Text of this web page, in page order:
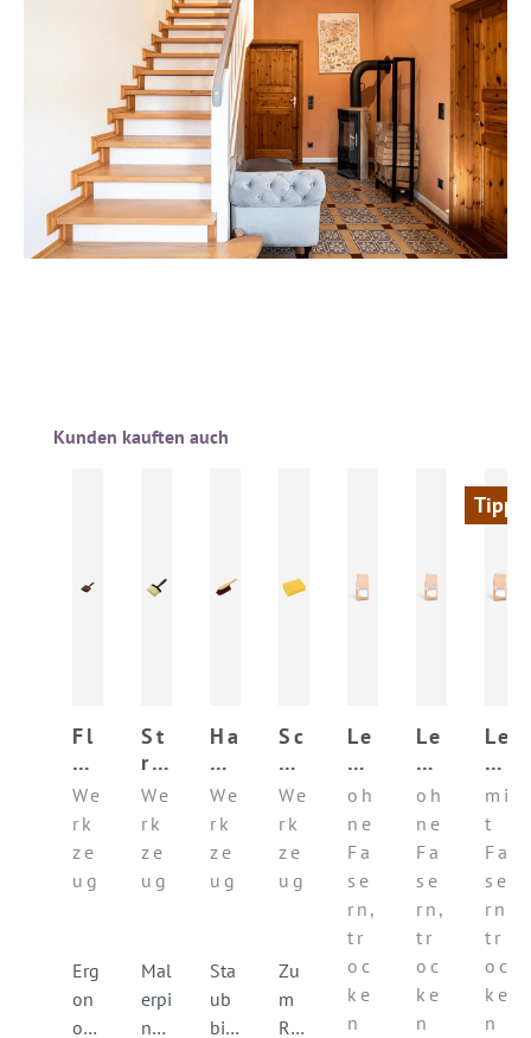
Produktgalerie überspringen
Kunden kauften auch
Fl
äc
he
ns
tr
ei
ch
We
rk
ze
ug
Erg
on
omi
St
re
ic
hb
ür
st
e
We
rk
ze
ug
Mal
erpi
nse
Ha
nd
fe
ge
r
We
rk
ze
ug
Sta
ub
bin
Sc
h
w
a
m
m
We
rk
ze
ug
Zu
m
Rei
Le
h
mf
np
ut
z
B
AS
E
oh
ne
Fa
se
rn,
tr
oc
ke
n
Le
h
mf
np
ut
z
B
AS
E
oh
ne
Fa
se
rn,
tr
oc
ke
n
Tipp
Le
h
m
un
te
rp
ut
z
B
AS
E
mi
t
Fa
se
rn,
tr
oc
ke
n